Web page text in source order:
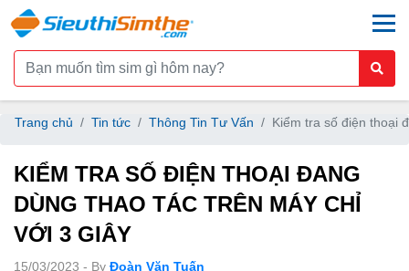
Trang chủ Tin tức Thông Tin Tư Vấn Kiểm tra số điện thoại
KIỂM TRA SỐ ĐIỆN THOẠI ĐANG
DÙNG THAO TÁC TRÊN MÁY CHỈ
VỚI 3 GIÂY
15/03/2023 - By Đoàn Văn Tuấn